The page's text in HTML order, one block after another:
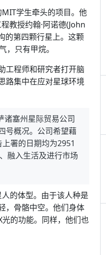
学生牵头的项目。他
教授约翰·阿诺德(John
的第四颗行星上。这颗
只有甲烷。
工程师和研究者打开脑
路集中在应对星球环境
诸塞州星际贸易公司
号概况。公司希望藉
署的日期均为2951
融入生活及进行市场
的体型。由于该人种是
，骨骼中空。他们身体
的功能。同样，他们也